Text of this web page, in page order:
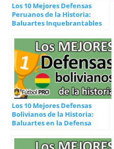
Los 10 Mejores Defensas
Peruanos de la Historia:
Baluartes Inquebrantables
Los 10 Mejores Defensas
Bolivianos de la Historia:
Baluartes en la Defensa